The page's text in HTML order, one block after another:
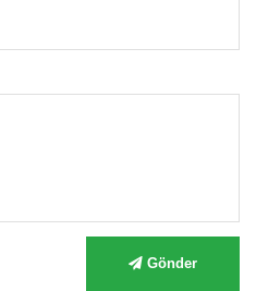
Gönder